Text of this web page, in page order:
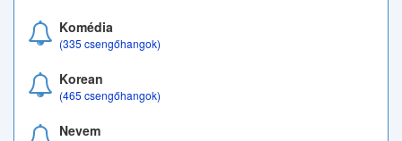
Komédia
(335 csengőhangok)
Korean
(465 csengőhangok)
Nevem